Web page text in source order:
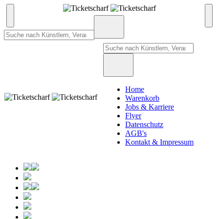
Home
Warenkorb
Jobs & Karriere
Flyer
Datenschutz
AGB's
Kontakt & Impressum